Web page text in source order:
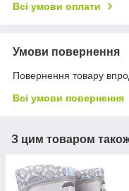
Всі умови оплати
Умови повернення
Повернення товару
Всі умови повернення
З цим товаром